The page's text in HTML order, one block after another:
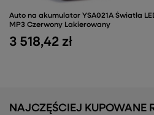
Auto na akumulator YSA021A Światła
MP3 Czerwony Lakierowany
3 518,42 zł
NAJCZĘŚCIEJ KUPOWANE